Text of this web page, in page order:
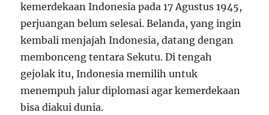
kemerdekaan Indonesia pada 17 Agustus 1945,
perjuangan belum selesai. Belanda, yang ingin
kembali menjajah Indonesia, datang dengan
membonceng tentara Sekutu. Di tengah
gejolak itu, Indonesia memilih untuk
menempuh jalur diplomasi agar kemerdekaan
bisa diakui dunia.